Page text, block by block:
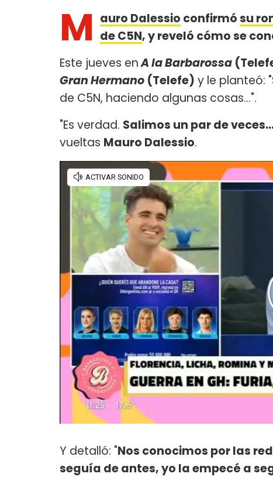
M auro Dalessio confirmósu
de C5N, y reveló cómo se
Este jueves enA la Barbarossa
Gran Hermano (Telefe) y le planteó:
de C5N, haciendo algunas cosas...".
"Es verdad. Salimos un par de
vueltas Mauro Dalessio.
Y detalló: "Nos conocimos por las
seguía de antes, yo la empecé a